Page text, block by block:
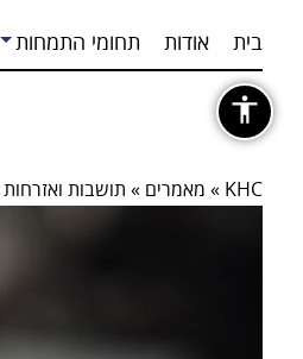
בית אודות תחומי התמחות
KHC
» מאמרים » תושבות ואזרחות